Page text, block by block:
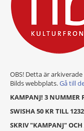
OBS! Detta är
Bilds webbplats.Gå till
KAMPANJ! 3 NUMMER
SWISHA 50 KR TILL
SKRIV "KAMPANJ" OCH